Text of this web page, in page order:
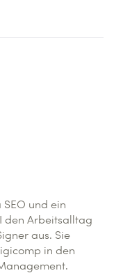
und ein
den Arbeitsalltag
aus. Sie
in den